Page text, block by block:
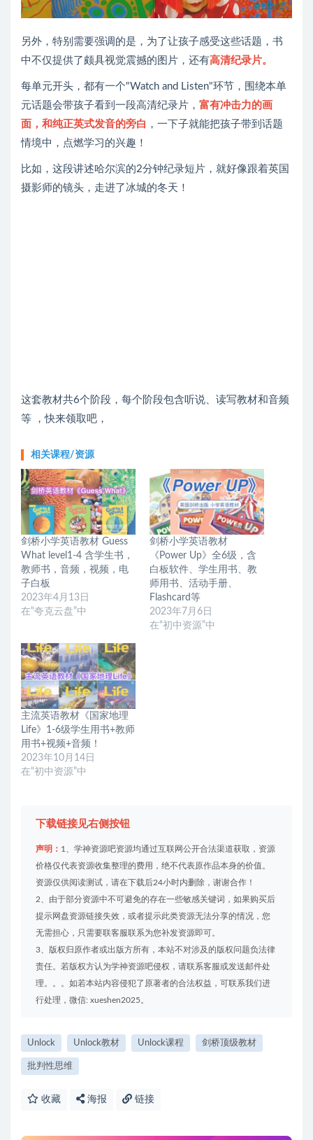
另外，特别需要强调的是，为了让孩子感受这些话题，书
中不仅提供了颇具视觉震撼的图片，还有高清纪录片。
每单元开头，都有一个"Watch and Listen"环节，围绕本单
元话题会带孩子看到一段高清纪录片， 富有冲击力的画
面，和纯正英式发音的旁白 ，一下子就能把孩子带到话题
情境中，点燃学习的兴趣！
比如，这段讲述哈尔滨的2分钟纪录短片，就好像跟着英国
摄影师的镜头，走进了冰城的冬天！
这套教材共6个阶段，每个阶段包含听说、读写教材和音频
等 ，快来领取吧，
相关课程/资源
剑桥小学英语教材 Guess
What level1-4 含学生书，
教师书，音频，视频，电
子白板
2023年4月13日
在“夸克云盘”中
剑桥小学英语教材
《Power Up》全6级，含
白板软件、学生用书、教
师用书、活动手册、
Flashcard等
2023年7月6日
在“初中资源”中
主流英语教材《国家地理
Life》1-6级学生用书+教师
用书+视频+音频！
2023年10月14日
在“初中资源”中
下载链接见右侧按钮
声明： 1、学神资源吧资源均通过互联网公开合法渠道获取，资源
价格仅代表资源收集整理的费用，绝不代表原作品本身的价值。
资源仅供阅读测试，请在下载后24小时内删除，谢谢合作！
2、由于部分资源中不可避免的存在一些敏感关键词，如果购买后
提示网盘资源链接失效，或者提示此类资源无法分享的情况，您
无需担心，只需要联客服联系为您补发资源即可。
3、版权归原作者或出版方所有，本站不对涉及的版权问题负法律
责任。若版权方认为学神资源吧侵权，请联系客服或发送邮件处
理。。。如若本站内容侵犯了原著者的合法权益，可联系我们进
行处理，微信: xueshen2025。
Unlock Unlock教材 Unlock课程 剑桥顶级教材
批判性思维
收藏 海报 链接